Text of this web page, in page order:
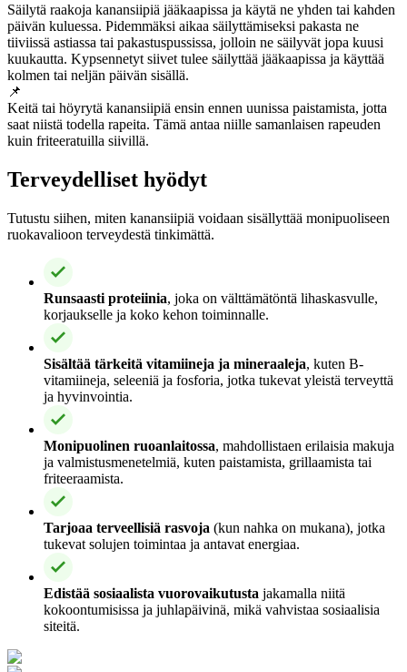
Säilytä raakoja kanansiipiä jääkaapissa ja käytä ne yhden tai kahden
päivän kuluessa. Pidemmäksi aikaa säilyttämiseksi pakasta ne
tiiviissä astiassa tai pakastuspussissa, jolloin ne säilyvät jopa kuusi
kuukautta. Kypsennetyt siivet tulee säilyttää jääkaapissa ja käyttää
kolmen tai neljän päivän sisällä.
📌
Keitä tai höyrytä kanansiipiä ensin ennen uunissa paistamista, jotta
saat niistä todella rapeita. Tämä antaa niille samanlaisen rapeuden
kuin friteeratuilla siivillä.
Terveydelliset hyödyt
Tutustu siihen, miten kanansiipiä voidaan sisällyttää monipuoliseen
ruokavalioon terveydestä tinkimättä.
Runsaasti proteiinia, joka on välttämätöntä lihaskasvulle,
korjaukselle ja koko kehon toiminnalle.
Sisältää tärkeitä vitamiineja ja mineraaleja, kuten B-
vitamiineja, seleeniä ja fosforia, jotka tukevat yleistä terveyttä
ja hyvinvointia.
Monipuolinen ruoanlaitossa, mahdollistaen erilaisia makuja
ja valmistusmenetelmiä, kuten paistamista, grillaamista tai
friteeraamista.
Tarjoaa terveellisiä rasvoja (kun nahka on mukana), jotka
tukevat solujen toimintaa ja antavat energiaa.
Edistää sosiaalista vuorovaikutusta jakamalla niitä
kokoontumisissa ja juhlapäivinä, mikä vahvistaa sosiaalisia
siteitä.